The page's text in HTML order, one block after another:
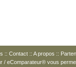
:: Contact :: A propos ::
/ eComparateur® vous